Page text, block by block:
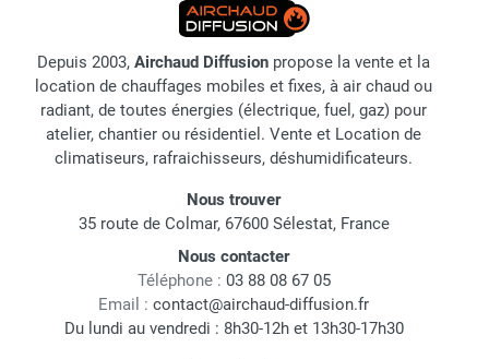
Depuis 2003, Airchaud Diffusion propose la vente et la
location de chauffages mobiles et fixes, à air chaud ou
radiant, de toutes énergies (électrique, fuel, gaz) pour
atelier, chantier ou résidentiel. Vente et Location de
climatiseurs, rafraichisseurs, déshumidificateurs.
Nous trouver
35 route de Colmar, 67600 Sélestat, France
Nous contacter
Téléphone : 03 88 08 67 05
Email : contact@airchaud-diffusion.fr
Du lundi au vendredi : 8h30-12h et 13h30-17h30